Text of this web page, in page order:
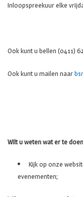
Inloopspreekuur elke
Ook kunt u bellen (0411)
Ook kunt u mailen naar
Wilt u weten wat er te
Kijk op onze
evenementen;